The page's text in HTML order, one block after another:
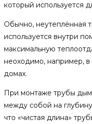
который используется
Обычно, неутеплённая
используется внутри
максимальную
неоходимо, например, в
домах.
При монтаже трубы
между собой на
что «чистая длина»